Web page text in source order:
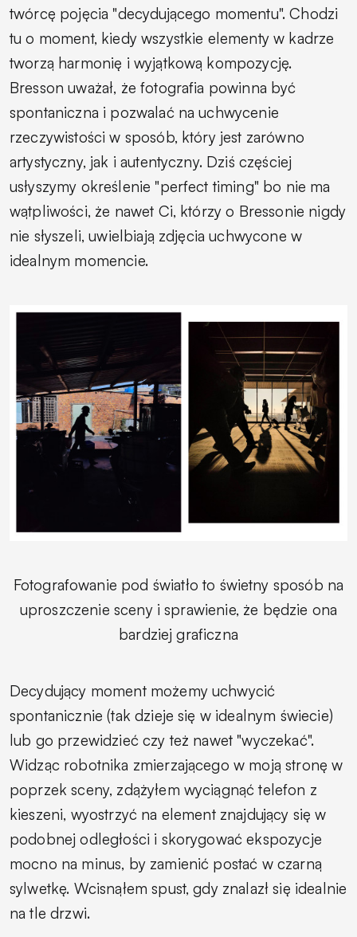
twórcę pojęcia "decydującego momentu". Chodzi
tu o moment, kiedy wszystkie elementy w kadrze
tworzą harmonię i wyjątkową kompozycję.
Bresson uważał, że fotografia powinna być
spontaniczna i pozwalać na uchwycenie
rzeczywistości w sposób, który jest zarówno
artystyczny, jak i autentyczny. Dziś częściej
usłyszymy określenie "perfect timing" bo nie ma
wątpliwości, że nawet Ci, którzy o Bressonie nigdy
nie słyszeli, uwielbiają zdjęcia uchwycone w
idealnym momencie.
Fotografowanie pod światło to świetny sposób na
uproszczenie sceny i sprawienie, że będzie ona
bardziej graficzna
Decydujący moment możemy uchwycić
spontanicznie (tak dzieje się w idealnym świecie)
lub go przewidzieć czy też nawet "wyczekać".
Widząc robotnika zmierzającego w moją stronę w
poprzek sceny, zdążyłem wyciągnąć telefon z
kieszeni, wyostrzyć na element znajdujący się w
podobnej odległości i skorygować ekspozycje
mocno na minus, by zamienić postać w czarną
sylwetkę. Wcisnąłem spust, gdy znalazł się idealnie
na tle drzwi.